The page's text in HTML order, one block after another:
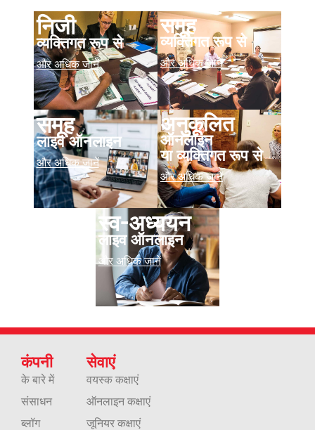
निजी
व्यक्तिगत रूप से
और अधिक जानें
समूह
व्यक्तिगत रूप से
और अधिक जानें
समूह
लाइव ऑनलाइन
और अधिक जानें
अनुकूलित
ऑनलाइन
या व्यक्तिगत रूप से
और अधिक जानें
स्व-अध्ययन
लाइव ऑनलाइन
और अधिक जानें
कंपनी
के बारे में
संसाधन
ब्लॉग
सेवाएं
वयस्क कक्षाएं
ऑनलाइन कक्षाएं
जूनियर कक्षाएं